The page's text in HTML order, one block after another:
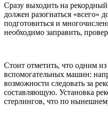
Сразу выходить на
должен разогнаться «всего»
подготовиться и
необходимо заправить,
Стоит отметить, что одним
вспомогательных машин:
возможности следовать за
составляющую. Установка
стерлингов, что по